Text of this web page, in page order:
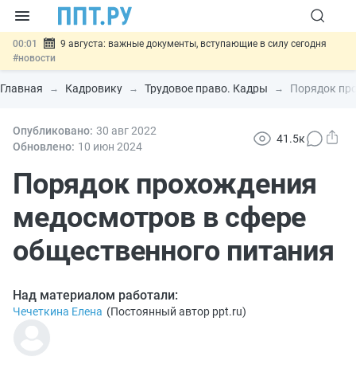
00:01
9 августа: важные документы, вступающие в силу сегодня
#новости
07.08 Подписан закон о блокировке продажи опасных товаров через
«Честный знак»#новости
07.08 Госпошлину за устранение ошибок в документах предлагают
отменить#новости
отношений
Главная Кадровику Трудовое право. Кадры Порядок
Опубликовано: 30 авг2022
Обновлено: 10 июн 2024
41.5к
Порядок прохождения
медосмотров в сфере
общественного питания
Над материалом работали:
Чечеткина Елена (Постоянный автор ppt.ru)